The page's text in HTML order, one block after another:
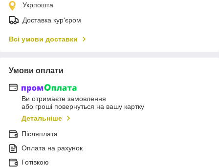
Укрпошта
Доставка кур'єром
Всі умови доставки
Умови оплати
Ви отримаєте замовлення
або гроші повернуться на вашу картку
Детальніше
Післяплата
Оплата на рахунок
Готівкою